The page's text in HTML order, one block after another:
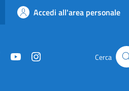
Accedi all'area personale
FacebookYouTube Cerca